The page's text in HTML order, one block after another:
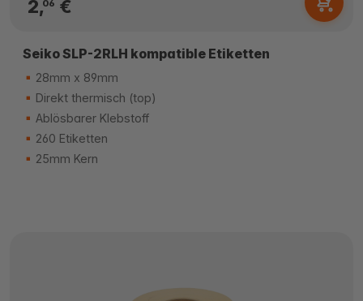
2,06 €
Seiko SLP-2RLH kompatible Etiketten
28mm x 89mm
Direkt thermisch (top)
Ablösbarer Klebstoff
260 Etiketten
25mm Kern